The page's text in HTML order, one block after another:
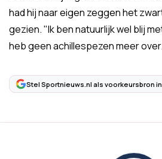
had hij naar eigen zeggen het
gezien. "Ik ben natuurlijk wel blij
heb geen achillespezen meer
Stel Sportnieuws.nl als voorkeursbron